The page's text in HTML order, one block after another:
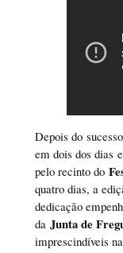
Depois do
em dois dos dias
pelo recinto do
quatro dias, a
dedicação
da Junta de
imprescindíveis